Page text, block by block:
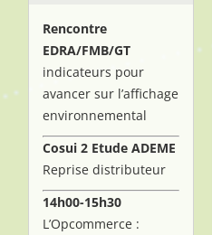
Rencontre
EDRA/FMB/GT
indicateurs pour
avancer sur l’affichage
environnemental
Cosui 2 Etude ADEME
Reprise distributeur
14h00-15h30
L’Opcommerce :